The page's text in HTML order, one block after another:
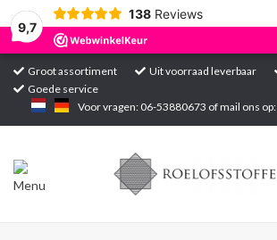
9,7
138 Reviews
Groot assortiment Uit voorraad leverbaar
Goede service
Voor vragen: 06-53880673 of mail ons op:
Home